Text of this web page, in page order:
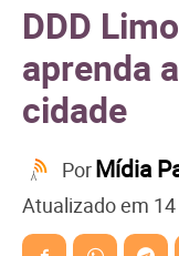
DDD
aprenda
cidade
PorMídia
Atualizado em